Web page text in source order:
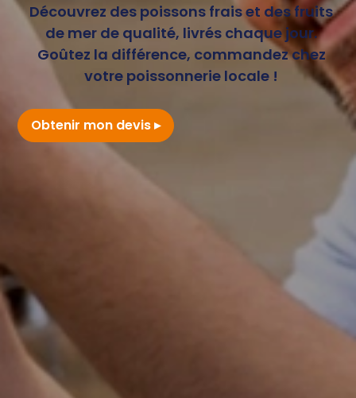
Découvrez des poissons frais et des fruits
de mer de qualité, livrés chaque jour.
Goûtez la différence, commandez chez
votre poissonnerie locale !
Obtenir mon devis